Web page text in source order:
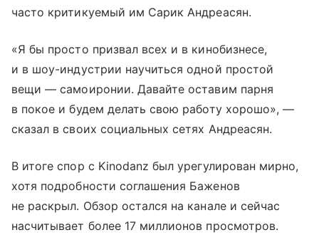
часто критикуемый им Сарик Андреасян.
«Я бы просто призвал всех и в кинобизнесе,
и в шоу-индустрии научиться одной простой
вещи — самоиронии. Давайте оставим парня
в покое и будем делать свою работу хорошо», —
сказал в своих социальных сетях Андреасян.
В итоге спор с Kinodanz был урегулирован мирно,
хотя подробности соглашения Баженов
не раскрыл. Обзор остался на канале и сейчас
насчитывает более 17 миллионов просмотров.